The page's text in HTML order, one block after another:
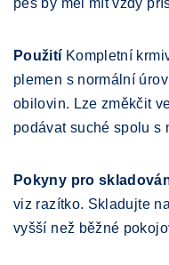
pes by měl mít vždy
Použití Kompletní
plemen s normální
obilovin. Lze změkčit
podávat suché spolu s
Pokyny pro
viz razítko. Skladujte
vyšší než běžné